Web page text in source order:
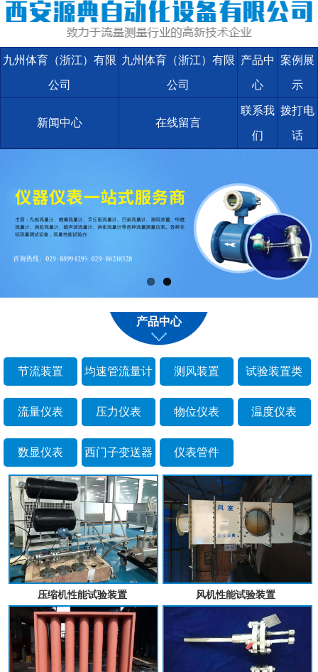
九州体育（浙江）有限
公司
九州体育（浙江）有限
公司
产品中
心
案例展
示
新闻中心 在线留言
联系我
们
拨打电
话
产品中心
节流装置 均速管流量计 测风装置 试验装置类
流量仪表 压力仪表 物位仪表 温度仪表
数显仪表 西门子变送器 仪表管件
压缩机性能试验装置 风机性能试验装置